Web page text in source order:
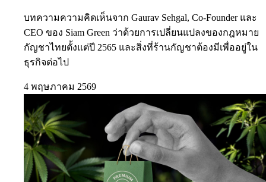
บทความความคิดเห็นจาก Gaurav Sehgal, Co-Founder และ
CEO ของ Siam Green ว่าด้วยการเปลี่ยนแปลงของกฎหมาย
กัญชาไทยตั้งแต่ปี 2565 และสิ่งที่ร้านกัญชาต้องมีเพื่ออยู่ใน
ธุรกิจต่อไป
4 พฤษภาคม 2569